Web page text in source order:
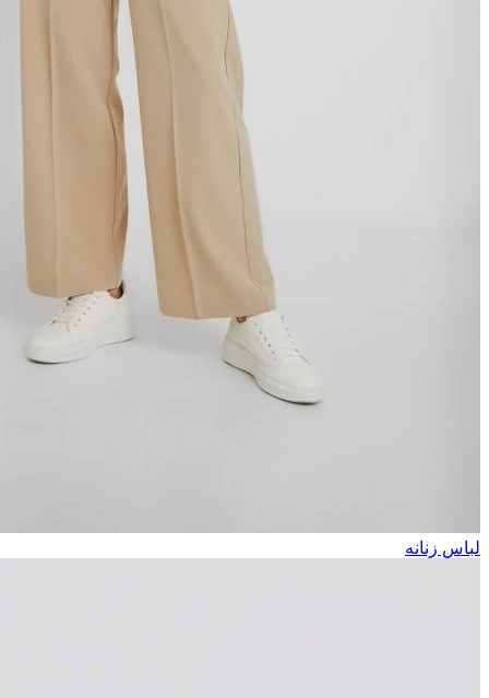
لباس زنانه